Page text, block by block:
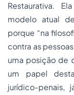
Restaurativa.
modelo atual
porque “na
contra as
uma posição de
um papel
jurídico-penais,